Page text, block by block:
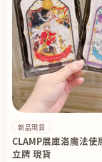
新品現貨
CLAMP展庫洛魔法使
立牌 現貨